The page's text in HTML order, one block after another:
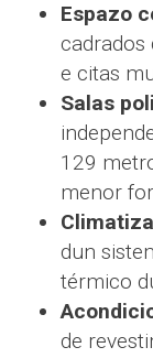
Espazo
cadrados
e citas
Salas
129
menor
dun
térmico
de